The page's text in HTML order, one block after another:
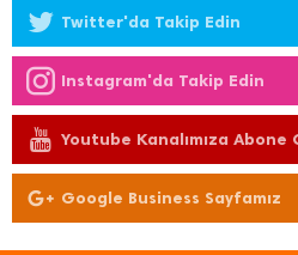
Twitter'da Takip Edin
Instagram'da Takip Edin
Youtube Kanalımıza Abone
Google Business Sayfamız